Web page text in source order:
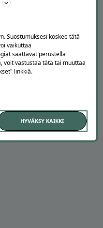
Suostumuksesi koskee tätä
vaikuttaa
saattavat perustella
voit vastustaa tätä tai muuttaa
linkkiä.
HYVÄKSY KAIKKI